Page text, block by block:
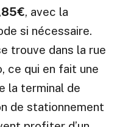
, avec la
si nécessaire.
trouve dans la rue
ce qui en fait une
la terminal de
de stationnement